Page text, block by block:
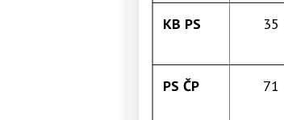
KB PS 35
PS ČP 71